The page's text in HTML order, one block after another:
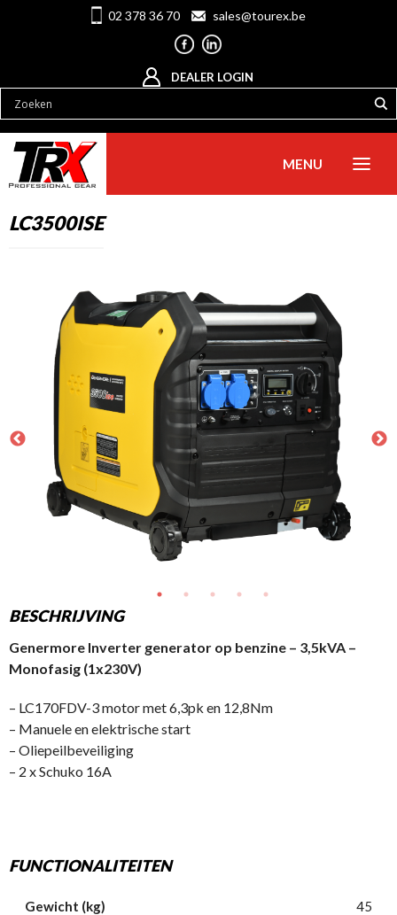
02 378 36 70 sales@tourex.be
DEALER LOGIN
MENU
LC3500ISE
BESCHRIJVING
Genermore Inverter generator op benzine – 3,5kVA –
Monofasig (1x230V)
– LC170FDV-3 motor met 6,3pk en 12,8Nm
– Manuele en elektrische start
– Oliepeilbeveiliging
– 2 x Schuko 16A
FUNCTIONALITEITEN
Gewicht (kg) 45